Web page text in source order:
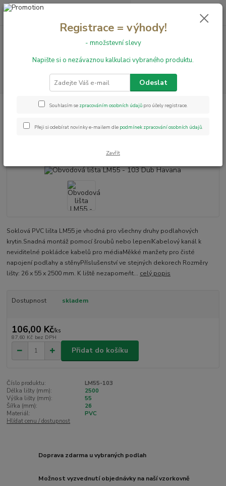
+420 731 199 591 0,00 Kč
Obvodové lišty Obvodová lišta LM55 - 103 Dub Havana
Obvodová lišta LM55 - 103 Dub
Soklová PVC lišta LM55 je vhodná pro všechny druhy podlahových
krytin.Snadná montáž pomocí šroubů nebo lepeníKabelový kanál k
neviditelné pokládce kabelů pro médiaMěkké manžety pro čisté
napojení podlahy a stěnyPříslušenství ve stejných dekorech Rozměry
lišty: 26 x 55 x 2500 mm. K liště nezapomeňt... celý popis
Dostupnost skladem
106,00 Kč/ks
87,60 Kč bez DPH
Přidat do košíku
Číslo produktu:
LM55-103
Délka lišty (mm):
2500
Výška lišty (mm):
55
Šířka (mm):
26
Materiál:
PVC
Hlídat cenu / dostupnost
Doprava zdarma u vybraných podlah
Možnost vyzvednutí objednávky na naší vzorkovně
Registrace = výhody!
- množstevní slevy
Napište si o nezávaznou kalkulaci vybraného produktu.
Odeslat
Souhlasím se zpracováním osobních údajů pro účely registrace.
Přeji si odebírat novinky e-mailem dle podmínek zpracování osobních údajů.
Zavřít